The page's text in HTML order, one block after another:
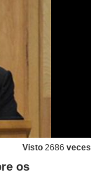
Visto 2686 veces
os